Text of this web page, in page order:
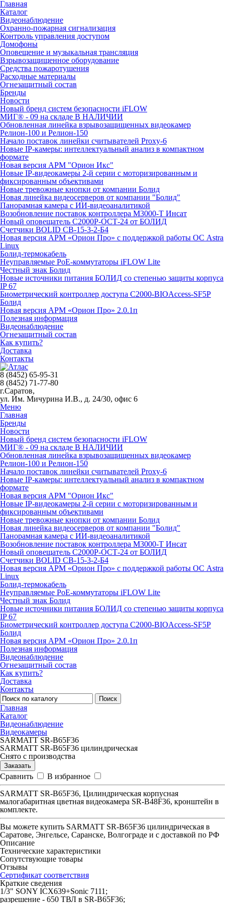
Главная
Каталог
Видеонаблюдение
Охранно-пожарная сигнализация
Контроль управления доступом
Домофоны
Оповещение и музыкальная трансляция
Взрывозащищенное оборудование
Средства пожаротушения
Расходные материалы
Огнезащитный состав
Бренды
Новости
Новый бренд систем безопасности iFLOW
МИГ® - 09 на складе В НАЛИЧИИ
Обновленная линейка взрывозащищенных видеокамер
Релион-100 и Релион-150
Начало поставок линейки считывателей Proxy-6
Новые IP-камеры: интеллектуальный анализ в компактном
формате
Новая версия АРМ "Орион Икс"
Новые IP-видеокамеры 2-й серии с моторизированным и
фиксированным объективами
Новые тревожные кнопки от компании Болид
Новая линейка видеосерверов от компании "Болид"
Панорамная камера с ИИ-видеоаналитикой
Возобновление поставок контроллера М3000-Т Инсат
Новый оповещатель С2000Р-ОСТ-24 от БОЛИД
Счетчики BOLID СВ-15-3-2-Б4
Новая версия АРМ «Орион Про» с поддержкой работы ОС Astra
Linux
Болид-термокабель
Неуправляемые PoE-коммутаторы iFLOW Lite
Честный знак Болид
Новые источники питания БОЛИД со степенью защиты корпуса
IP 67
Биометрический контроллер доступа С2000-BIOAccess-SF5P
Болид
Новая версия АРМ «Орион Про» 2.0.1п
Полезная информация
Видеонаблюдение
Огнезащитный состав
Как купить?
Доставка
Контакты
8 (8452) 65-95-31
8 (8452) 71-77-80
г.Саратов,
ул. Им. Мичурина И.В., д. 24/30, офис 6
Меню
Главная
Бренды
Новости
Новый бренд систем безопасности iFLOW
МИГ® - 09 на складе В НАЛИЧИИ
Обновленная линейка взрывозащищенных видеокамер
Релион-100 и Релион-150
Начало поставок линейки считывателей Proxy-6
Новые IP-камеры: интеллектуальный анализ в компактном
формате
Новая версия АРМ "Орион Икс"
Новые IP-видеокамеры 2-й серии с моторизированным и
фиксированным объективами
Новые тревожные кнопки от компании Болид
Новая линейка видеосерверов от компании "Болид"
Панорамная камера с ИИ-видеоаналитикой
Возобновление поставок контроллера М3000-Т Инсат
Новый оповещатель С2000Р-ОСТ-24 от БОЛИД
Счетчики BOLID СВ-15-3-2-Б4
Новая версия АРМ «Орион Про» с поддержкой работы ОС Astra
Linux
Болид-термокабель
Неуправляемые PoE-коммутаторы iFLOW Lite
Честный знак Болид
Новые источники питания БОЛИД со степенью защиты корпуса
IP 67
Биометрический контроллер доступа С2000-BIOAccess-SF5P
Болид
Новая версия АРМ «Орион Про» 2.0.1п
Полезная информация
Видеонаблюдение
Огнезащитный состав
Как купить?
Доставка
Контакты
Поиск
Главная
Каталог
Видеонаблюдение
Видеокамеры
SARMATT SR-B65F36
SARMATT SR-B65F36 цилиндрическая
Снято с производства
Заказать
Сравнить
В избранное
SARMATT SR-B65F36, Цилиндрическая корпусная
малогабаритная цветная видеокамера SR-B48F36, кронштейн в
комплекте.
Вы можете купить SARMATT SR-B65F36 цилиндрическая в
Саратове, Энгельсе, Саранске, Волгограде и с доставкой по РФ
Описание
Технические характеристики
Сопутствующие товары
Отзывы
Сертификат соответствия
Краткие сведения
1/3" SONY ICX639+Sonic 7111;
разрешение - 650 ТВЛ в SR-B65F36;